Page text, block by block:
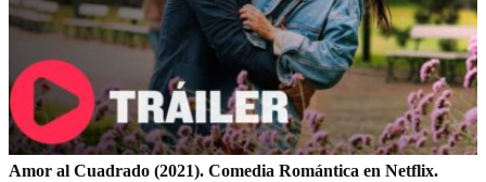
Amor al Cuadrado (2021). Comedia Romántica en Netflix.